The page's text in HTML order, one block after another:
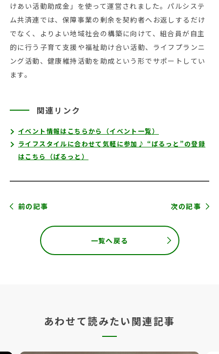
けあい活動助成金」を使って運営されました。パルシステ
ム共済連では、保障事業の剰余を契約者へお返しするだけ
でなく、よりよい地域社会の構築に向けて、組合員が自主
的に行う子育て支援や福祉助け合い活動、ライフプランニ
ング活動、健康維持活動を助成という形でサポートしてい
ます。
関連リンク
イベント情報はこちらから（イベント一覧）
ライフスタイルに合わせて気軽に参加♪ “ぱるっと”の登録
はこちら（ぱるっと）
前の記事 次の記事
一覧へ戻る
あわせて読みたい関連記事